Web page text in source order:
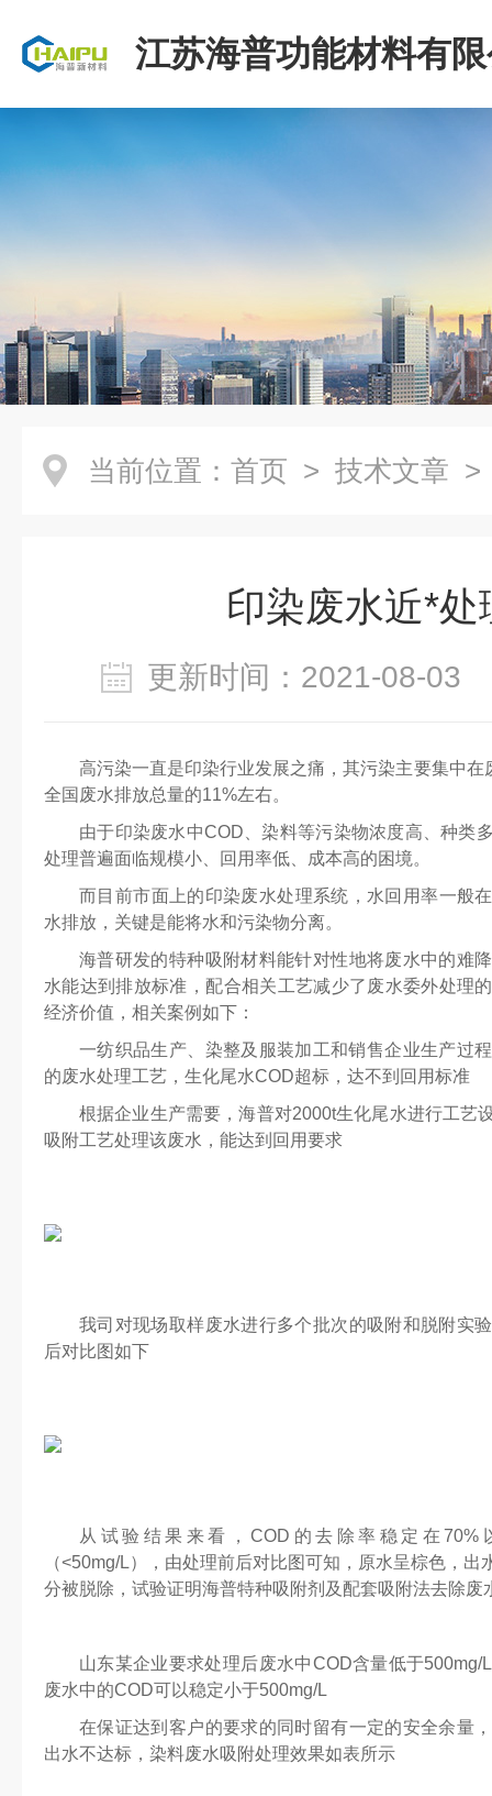
江苏海普功能材料有
当前位置： 首页 > 技术文章 >
印染废水近*处
更新时间：2021-08-
高污染一直是印染行业发展之痛，其污染主要集中
全国废水排放总量的11%左右。
由于印染废水中COD、染料等污染物浓度高、种类
处理普遍面临规模小、回用率低、成本高的困境。
而目前市面上的印染废水处理系统，水回用率一般
水排放，关键是能将水和污染物分离。
海普研发的特种吸附材料能针对性地将废水中的难
水能达到排放标准，配合相关工艺减少了废水委外处理
经济价值，相关案例如下：
一纺织品生产、染整及服装加工和销售企业生产过
的废水处理工艺，生化尾水COD超标，达不到回用标准
根据企业生产需要，海普对2000t生化尾水进行工艺
吸附工艺处理该废水，能达到回用要求
我司对现场取样废水进行多个批次的吸附和脱附实
后对比图如下
从试验结果来看，COD的去除率稳定在
（<50mg/L），由处理前后对比图可知，原水呈棕色，
分被脱除，试验证明海普特种吸附剂及配套吸附法去除
山东某企业要求处理后废水中COD含量低于
废水中的COD可以稳定小于500mg/L
在保证达到客户的要求的同时留有一定的安全余量
出水不达标，染料废水吸附处理效果如表所示